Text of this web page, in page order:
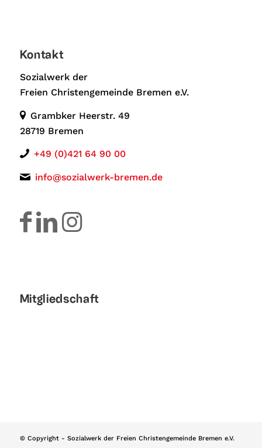
Kontakt
Sozialwerk der
Freien Christengemeinde Bremen e.V.
Grambker Heerstr. 49
28719 Bremen
+49 (0)421 64 90 00
info@sozialwerk-bremen.de
Mitgliedschaft
© Copyright - Sozialwerk der Freien Christengemeinde Bremen e.V.